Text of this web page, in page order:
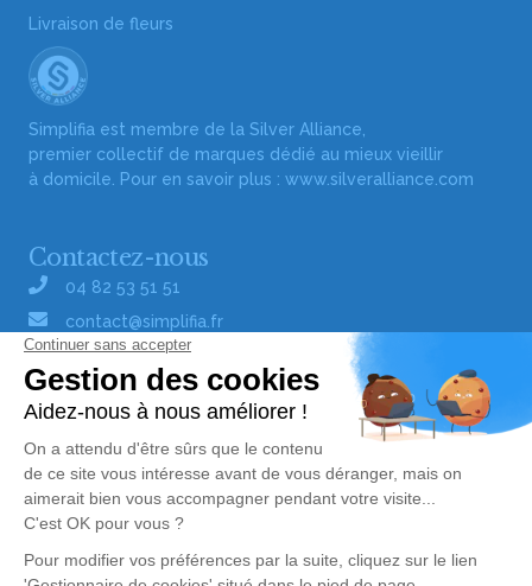
Livraison de fleurs
Simplifia est membre de la Silver Alliance,
premier collectif de marques dédié au mieux vieillir
à domicile. Pour en savoir plus : www.silveralliance.com
Contactez-nous
04 82 53 51 51
contact@simplifia.fr
Réseaux sociaux
Liens utiles
Publier un avis de décès
Signaler un abus/une erreur